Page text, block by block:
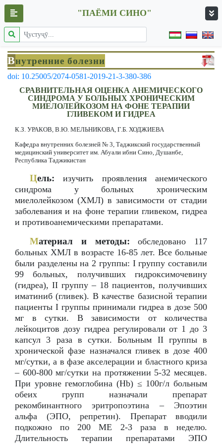
"ПАЁМИ СИНО"
Внутренние болезни
doi: 10.25005/2074-0581-2019-21-3-380-386
СРАВНИТЕЛЬНАЯ ОЦЕНКА АНЕМИЧЕСКОГО
СИНДРОМА У БОЛЬНЫХ ХРОНИЧЕСКИМ
МИЕЛОЛЕЙКОЗОМ НА ФОНЕ ТЕРАПИИ
ГЛИВЕКОМ И ГИДРЕА
К.З. УРАКОВ, В.Ю. МЕЛЬНИКОВА, Г.Б. ХОДЖИЕВА
Кафедра внутренних болезней № 3, Таджикский государственный
медицинский университет им. Абуали ибни Сино, Душанбе,
Республика Таджикистан
Цель: изучить проявления анемического
синдрома у больных хроническим
миелолейкозом (ХМЛ) в зависимости от стадии
заболевания и на фоне терапии гливеком, гидреа
и противоанемическими препаратами.
Материал и методы: обследовано 117
больных ХМЛ в возрасте 16-85 лет. Все больные
были разделены на 2 группы: I группу составили
99 больных, получивших гидроксимочевину
(гидреа), II группу – 18 пациентов, получивших
иматиниб (гливек). В качестве базисной терапии
пациенты I группы принимали гидреа в дозе 500
мг в сутки. В зависимости от количества
лейкоцитов дозу гидреа регулировали от 1 до 3
капсул 3 раза в сутки. Больным II группы в
хронической фазе назначался гливек в дозе 400
мг/сутки, а в фазе акселерации и бластного криза
– 600-800 мг/сутки на протяжении 5-32 месяцев.
При уровне гемоглобина (Hb) ≤ 100г/л больным
обеих групп назначали препарат
рекомбинантного эритропоэтина – Эпоэтин
альфа (ЭПО, репретин). Препарат вводили
подкожно по 200 МЕ 2-3 раза в неделю.
Длительность терапии препаратами ЭПО